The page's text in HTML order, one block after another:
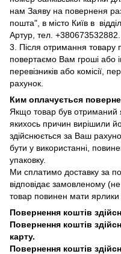
нам Заяву на поверненя
пошта", в місто Київ в
Артур, тел. +380673532882.
3. Після отримання товару
повертаємо Вам гроші або
перевізників або комісії,
рахунок.
Ким оплачується
Якщо товар був отриманий
якихось причин вирішили
здійснюється за Ваш
бути у використанні,
упаковку.
Ми сплатимо доставку за
відповідає замовленому
товар повинен мати ярлики
Повернення коштів
Повернення коштів
карту.
Повернення коштів